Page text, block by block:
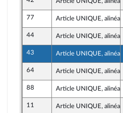
77 Article UNIQUE, alinéa 6
44 Article UNIQUE, alinéa 6
43 Article UNIQUE, alinéa 6
64 Article UNIQUE, alinéa 6
88 Article UNIQUE, alinéa 7
11 Article UNIQUE, alinéa 7